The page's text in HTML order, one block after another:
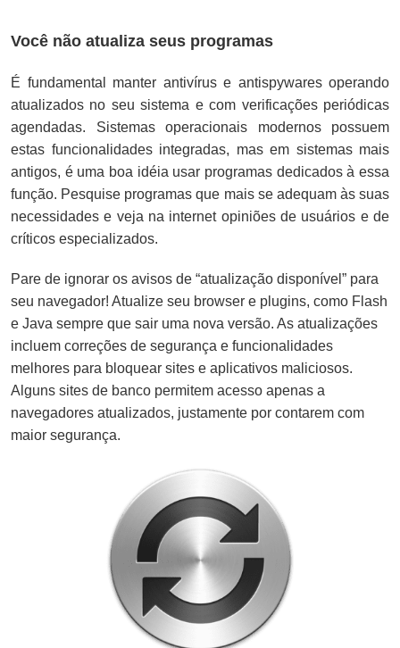
Você não atualiza seus programas
É fundamental manter antivírus e antispywares operando
atualizados no seu sistema e com verificações periódicas
agendadas. Sistemas operacionais modernos possuem
estas funcionalidades integradas, mas em sistemas mais
antigos, é uma boa idéia usar programas dedicados à essa
função. Pesquise programas que mais se adequam às suas
necessidades e veja na internet opiniões de usuários e de
críticos especializados.
Pare de ignorar os avisos de “atualização disponível” para
seu navegador! Atualize seu browser e plugins, como Flash
e Java sempre que sair uma nova versão. As atualizações
incluem correções de segurança e funcionalidades
melhores para bloquear sites e aplicativos maliciosos.
Alguns sites de banco permitem acesso apenas a
navegadores atualizados, justamente por contarem com
maior segurança.